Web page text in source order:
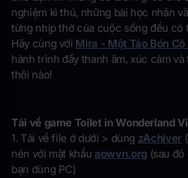
nghiệm kì thú, những bài học nhân
từng nhịp thở của cuộc sống đều có
Hãy cùng với Mira - Một Táo Bón Cô
hành trình đầy thanh âm, xúc cảm
thôi nào!
Tải về game Toilet in Wonderland
1. Tải về file ở dưới > dùng zAchiver
nén với mật khẩuaowvn.org (sau
bạn dùng PC)